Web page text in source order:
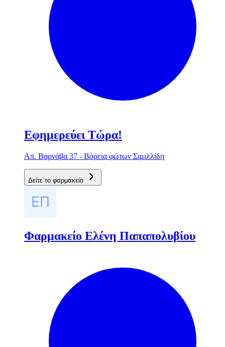
Εφημερεύει Τώρα!
Απ. Βαρνάβα 37 - Βόρεια φώτων Σιμιλλίδη
Δείτε το φαρμακείο
Φαρμακείο Ελένη Παπαπολυβίου